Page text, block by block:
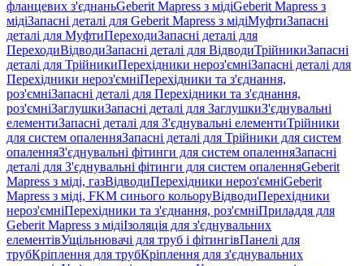
фланцевих з'єднаньGeberit Mapress з мідіGeberit Mapress з
мідіЗапасні деталі для Geberit Mapress з мідіМуфтиЗапасні
деталі для МуфтиПереходиЗапасні деталі для
ПереходиВідводиЗапасні деталі для ВідводиТрійникиЗапасні
деталі для ТрійникиПерехідники нероз'ємніЗапасні деталі для
Перехідники нероз'ємніПерехідники та з'єднання,
роз'ємніЗапасні деталі для Перехідники та з'єднання,
роз'ємніЗаглушкиЗапасні деталі для ЗаглушкиЗ'єднувальні
елементиЗапасні деталі для З'єднувальні елементиТрійники
для систем опаленняЗапасні деталі для Трійники для систем
опаленняЗ'єднувальні фітинги для систем опаленняЗапасні
деталі для З'єднувальні фітинги для систем опаленняGeberit
Mapress з міді, газВідводиПерехідники нероз'ємніGeberit
Mapress з міді, FKM синього кольоруВідводиПерехідники
нероз'ємніПерехідники та з'єднання, роз'ємніПриладдя для
Geberit Mapress з мідіІзоляція для з'єднувальних
елементівУщільнювачі для труб і фітингівПанелі для
трубКріплення для трубКріплення для з'єднувальних